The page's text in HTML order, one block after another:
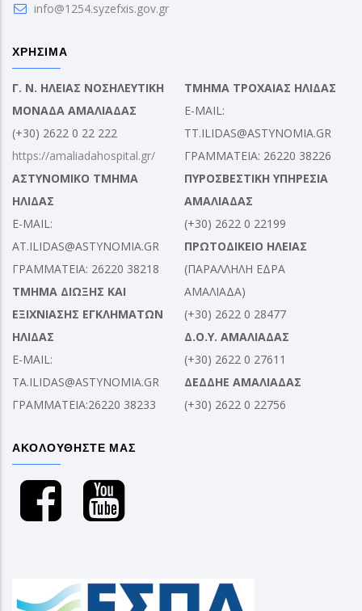
info@1254.syzefxis.gov.gr
ΧΡΗΣΙΜΑ
Γ. Ν. ΗΛΕΙΑΣ ΝΟΣΗΛΕΥΤΙΚΗ
ΜΟΝΑΔΑ ΑΜΑΛΙΑΔΑΣ
(+30) 2622 0 22 222
https://amaliadahospital.gr/
ΑΣΤΥΝΟΜΙΚΟ ΤΜΗΜΑ
ΗΛΙΔΑΣ
E-MAIL:
AT.ILIDAS@ASTYNOMIA.GR
ΓΡΑΜΜΑΤΕΙΑ: 26220 38218
ΤΜΗΜΑ ΔΙΩΞΗΣ ΚΑΙ
ΕΞΙΧΝΙΑΣΗΣ ΕΓΚΛΗΜΑΤΩΝ
ΗΛΙΔΑΣ
E-MAIL:
TA.ILIDAS@ASTYNOMIA.GR
ΓΡΑΜΜΑΤΕΙΑ:26220 38233
ΤΜΗΜΑ ΤΡΟΧΑΙΑΣ ΗΛΙΔΑΣ
E-MAIL:
TT.ILIDAS@ASTYNOMIA.GR
ΓΡΑΜΜΑΤΕΙΑ: 26220 38226
ΠΥΡΟΣΒΕΣΤΙΚΗ ΥΠΗΡΕΣΙΑ
ΑΜΑΛΙΑΔΑΣ
(+30) 2622 0 22199
ΠΡΩΤΟΔΙΚΕΙΟ ΗΛΕΙΑΣ
(ΠΑΡΑΛΛΗΛΗ ΕΔΡΑ
ΑΜΑΛΙΑΔΑ)
(+30) 2622 0 28477
Δ.Ο.Υ. ΑΜΑΛΙΑΔΑΣ
(+30) 2622 0 27611
ΔΕΔΔΗΕ ΑΜΑΛΙΑΔΑΣ
(+30) 2622 0 22756
ΑΚΟΛΟΥΘΗΣΤΕ ΜΑΣ